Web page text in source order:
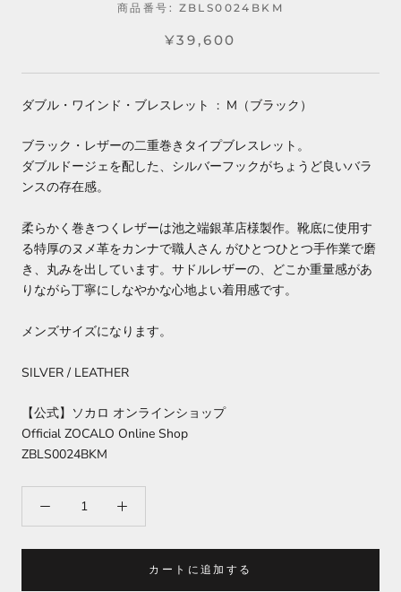
商品番号: ZBLS0024BKM
¥39,600
ダブル・ワインド・ブレスレット : M（ブラック）
ブラック・レザーの二重巻きタイプブレスレット。
ダブルドージェを配した、シルバーフックがちょうど良いバラ
ンスの存在感。
柔らかく巻きつくレザーは池之端銀革店様製作。靴底に使用す
る特厚のヌメ革をカンナで職人さん がひとつひとつ手作業で磨
き、丸みを出しています。サドルレザーの、どこか重量感があ
りながら丁寧にしなやかな心地よい着用感です。
メンズサイズになります。
SILVER / LEATHER
【公式】ソカロ オンラインショップ
Official ZOCALO Online Shop
ZBLS0024BKM
カートに追加する